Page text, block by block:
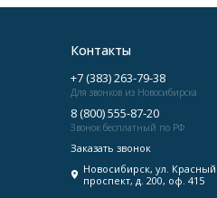
Контакты
+7 (383) 263-79-38
Для звонков из Новосибирска
8 (800) 555-87-20
Звонок бесплатный по РФ
Заказать звонок
Новосибирск, ул. Красный
проспект, д. 200, оф. 415